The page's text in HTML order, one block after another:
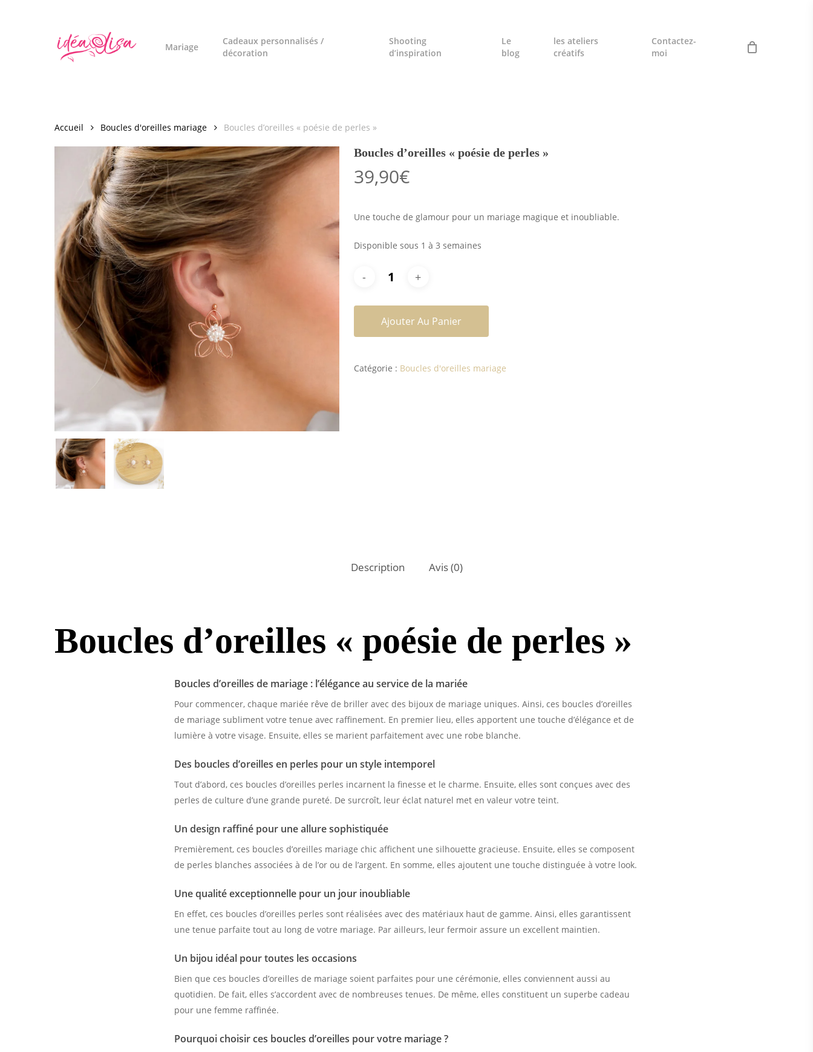
Mariage
Cadeaux personnalisés /
décoration
Shooting
d’inspiration
Le
blog
les ateliers
créatifs
Contactez-
moi
Accueil Boucles d'oreilles mariage Boucles d’oreilles « poésie de perles »
Boucles d’oreilles « poésie de perles »
39,90€
Une touche de glamour pour un mariage magique et inoubliable.
Disponible sous 1 à 3 semaines
Ajouter Au Panier
Catégorie : Boucles d'oreilles mariage
Description Avis (0)
Boucles d’oreilles « poésie de perles »
Boucles d’oreilles de mariage : l’élégance au service de la mariée
Pour commencer, chaque mariée rêve de briller avec des bijoux de mariage uniques. Ainsi, ces boucles d’oreilles
de mariage subliment votre tenue avec raffinement. En premier lieu, elles apportent une touche d’élégance et de
lumière à votre visage. Ensuite, elles se marient parfaitement avec une robe blanche.
Des boucles d’oreilles en perles pour un style intemporel
Tout d’abord, ces boucles d’oreilles perles incarnent la finesse et le charme. Ensuite, elles sont conçues avec des
perles de culture d’une grande pureté. De surcroît, leur éclat naturel met en valeur votre teint.
Un design raffiné pour une allure sophistiquée
Premièrement, ces boucles d’oreilles mariage chic affichent une silhouette gracieuse. Ensuite, elles se composent
de perles blanches associées à de l’or ou de l’argent. En somme, elles ajoutent une touche distinguée à votre look.
Une qualité exceptionnelle pour un jour inoubliable
En effet, ces boucles d’oreilles perles sont réalisées avec des matériaux haut de gamme. Ainsi, elles garantissent
une tenue parfaite tout au long de votre mariage. Par ailleurs, leur fermoir assure un excellent maintien.
Un bijou idéal pour toutes les occasions
Bien que ces boucles d’oreilles de mariage soient parfaites pour une cérémonie, elles conviennent aussi au
quotidien. De fait, elles s’accordent avec de nombreuses tenues. De même, elles constituent un superbe cadeau
pour une femme raffinée.
Pourquoi choisir ces boucles d’oreilles pour votre mariage ?